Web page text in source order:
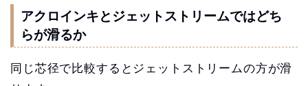
アクロインキとジェットストリームではどち
らが滑るか
同じ芯径で比較するとジェットストリームの方が滑